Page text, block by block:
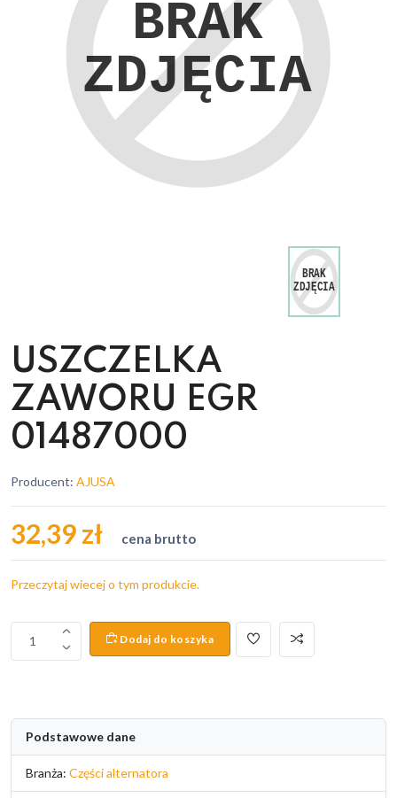
USZCZELKA
ZAWORU EGR
01487000
Producent: AJUSA
32,39 zł cena brutto
Przeczytaj wiecej o tym produkcie.
1 Dodaj do koszyka
Podstawowe dane
Branża: Części alternatora